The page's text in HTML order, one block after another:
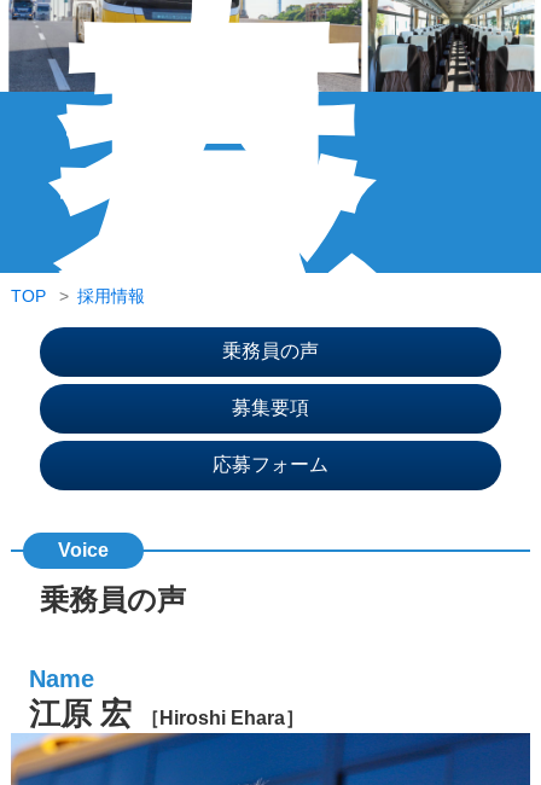
春
夏
秋
冬
を
バ
ス
で
巡
そ
れ
TOP 採用情報
乗務員の声
募集要項
応募フォーム
乗務員の声
江原 宏 ［Hiroshi Ehara］